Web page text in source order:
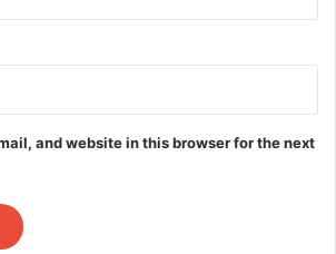
and website in this browser for the next